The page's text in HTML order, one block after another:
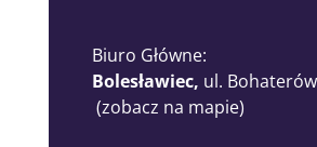
Biuro Główne:
Bolesławiec, ul.
(zobacz na mapie)